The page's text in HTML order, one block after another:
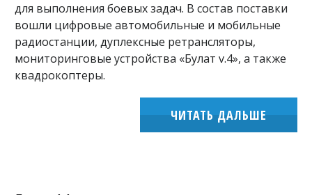
для выполнения боевых задач. В состав поставки
вошли цифровые автомобильные и мобильные
радиостанции, дуплексные ретрансляторы,
мониторинговые устройства «Булат v.4», а также
квадрокоптеры.
ЧИТАТЬ ДАЛЬШЕ